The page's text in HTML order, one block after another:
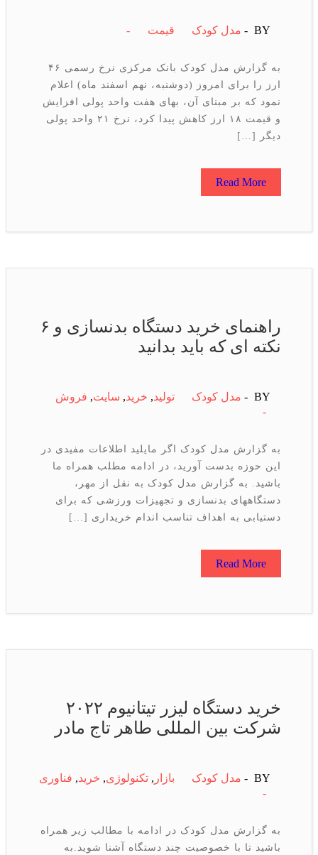
مدل کودک قیمت -
به گزارش مدل کودک بانک مرکزی نرخ رسمی ۴۶
ارز را برای امروز (دوشنبه، نهم اسفند ماه) اعلام
نمود که بر مبنای آن، بهای هفت واحد پولی افزایش
و قیمت ۱۸ ارز کاهش پیدا کرد، نرخ ۲۱ واحد پولی
دیگر […]
Read More
راهنمای خرید دستگاه بدنسازی و ۶
نکته ای که باید بدانید
مدل کودک تولید ,خرید ,سایت,فروش
به گزارش مدل کودک اگر مایلید اطلاعات مفیدی در
این حوزه بدست آورید، در ادامه مطلب همراه ما
باشید. به گزارش مدل کودک به نقل از مهر،
دستگاههای بدنسازی و تجهیزات ورزشی که برای
دستیابی به اهداف تناسب اندام خریداری […]
Read More
خرید دستگاه لیزر تیتانیوم ۲۰۲۲
شرکت بین المللی طاهر تاج مادر
مدل کودک بازار ,تكنولوژی,خرید ,فناوری
به گزارش مدل کودک در ادامه با مطالب زیر همراه
باشید تا با خصوصیت چند دستگاه آشنا شوید.به